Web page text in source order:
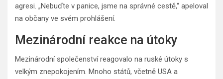
agresi. „Nebuďte v panice, jsme na správné cestě,“ apeloval
na občany ve svém prohlášení.
Mezinárodní reakce na útoky
Mezinárodní společenství reagovalo na ruské útoky s
velkým znepokojením. Mnoho států, včetně USA a